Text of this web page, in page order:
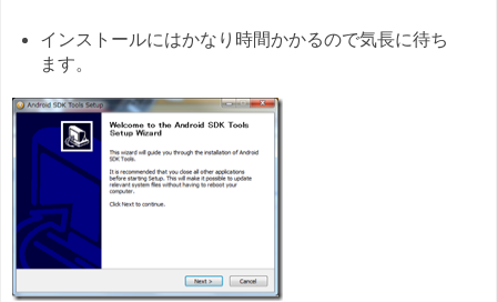
インストールにはかなり時間かかるので気長に待ち
ます。